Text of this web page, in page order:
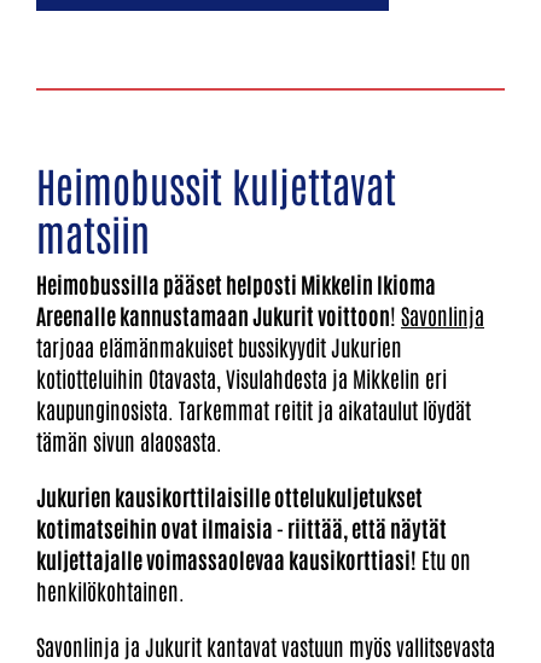
Heimobussit kuljettavat
matsiin
Heimobussilla pääset helposti Mikkelin Ikioma
Areenalle kannustamaan Jukurit voittoon! Savonlinja
tarjoaa elämänmakuiset bussikyydit Jukurien
kotiotteluihin Otavasta, Visulahdesta ja Mikkelin eri
kaupunginosista. Tarkemmat reitit ja aikataulut löydät
tämän sivun alaosasta.
Jukurien kausikorttilaisille ottelukuljetukset
kotimatseihin ovat ilmaisia - riittää, että näytät
kuljettajalle voimassaolevaa kausikorttiasi! Etu on
henkilökohtainen.
Savonlinja ja Jukurit kantavat vastuun myös vallitsevasta